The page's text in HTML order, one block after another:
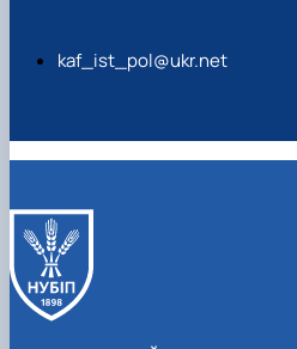
kaf_ist_pol@ukr.net